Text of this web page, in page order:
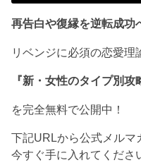
再告白や復縁を逆転成功
リベンジに必須の恋愛理
『新・女性のタイプ別攻
を完全無料で公開中！
下記URLから公式メルマ
今すぐ手に入れてくださ